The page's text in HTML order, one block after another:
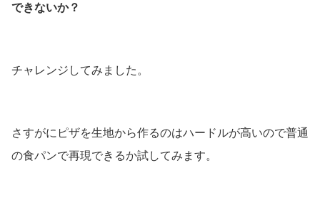
できないか？
チャレンジしてみました。
さすがにピザを生地から作るのはハードルが高いので普通
の食パンで再現できるか試してみます。